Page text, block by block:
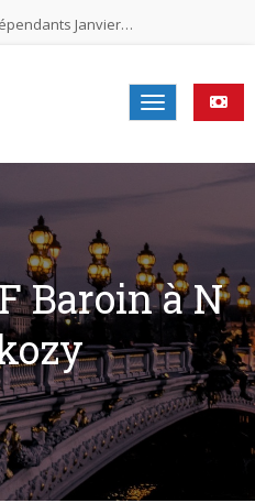
Janvier…
Novembre…
Juin…
MUNICIPALES 2026
N°2-2026
Baroin à N